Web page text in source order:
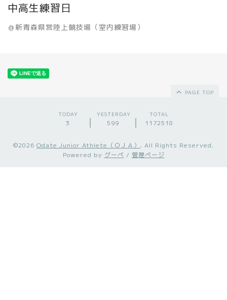
中高生練習日
＠新青森県営陸上競技場（室内練習場）
PAGE TOP
TODAY
3
YESTERDAY
599
TOTAL
1172518
©2026 Odate Junior Athlete（ＯＪＡ） . All Rights Reserved.
Powered by グーペ / 管理ページ